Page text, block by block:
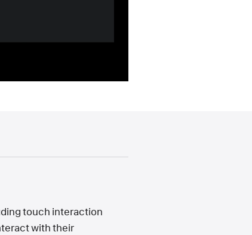
touch interaction
with their